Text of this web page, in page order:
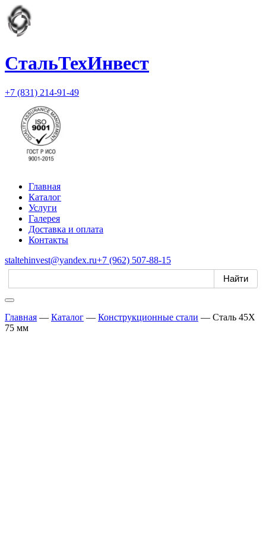
СтальТехИнвест
+7 (831) 214-91-49
Главная
Каталог
Услуги
Галерея
Доставка и оплата
Контакты
staltehinvest@yandex.ru+7 (962) 507-88-15
Главная — Каталог — Конструкционные стали — Сталь 45Х
75 мм